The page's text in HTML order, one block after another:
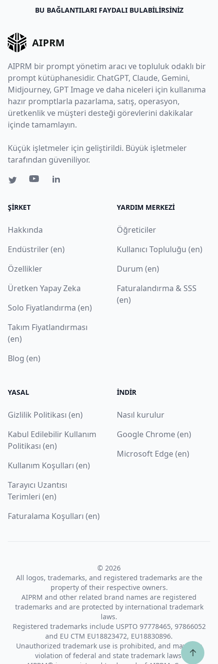
BU BAĞLANTILARI FAYDALI BULABILIRSINIZ
AIPRM
AIPRM bir prompt yönetim aracı ve topluluk odaklı bir
prompt kütüphanesidir. ChatGPT, Claude, Gemini,
Midjourney, GPT Image ve daha niceleri için kullanıma
hazır promptlarla pazarlama, satış, operasyon,
üretkenlik ve müşteri desteği görevlerini dakikalar
içinde tamamlayın.
Küçük işletmeler için geliştirildi. Büyük işletmeler
tarafından güveniliyor.
ŞIRKET
Hakkında
Endüstriler (en)
Özellikler
Üretken Yapay Zeka
Solo Fiyatlandırma (en)
Takım Fiyatlandırması
(en)
Blog (en)
YARDIM MERKEZI
Öğreticiler
Kullanıcı Topluluğu (en)
Durum (en)
Faturalandırma & SSS
(en)
YASAL
Gizlilik Politikası (en)
Kabul Edilebilir Kullanım
Politikası (en)
Kullanım Koşulları (en)
Tarayıcı Uzantısı
Terimleri (en)
Faturalama Koşulları (en)
İNDIR
Nasıl kurulur
Google Chrome (en)
Microsoft Edge (en)
© 2026
All logos, trademarks, and registered trademarks are the
property of their respective owners.
AIPRM and other related brand names are registered
trademarks and are protected by international trademark
laws.
Registered trademarks include USPTO 97778465, 97866052
and EU CTM EU18823472, EU18830896.
Unauthorized trademark use is prohibited, and may be a
violation of federal and state trademark laws.
↑